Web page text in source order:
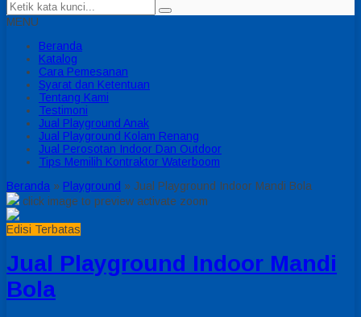
MENU
Beranda
Katalog
Cara Pemesanan
Syarat dan Ketentuan
Tentang Kami
Testimoni
Jual Playground Anak
Jual Playground Kolam Renang
Jual Perosotan Indoor Dan Outdoor
Tips Memilih Kontraktor Waterboom
Beranda » Playground » Jual Playground Indoor Mandi Bola
click image to preview activate zoom
Edisi Terbatas
Jual Playground Indoor Mandi
Bola